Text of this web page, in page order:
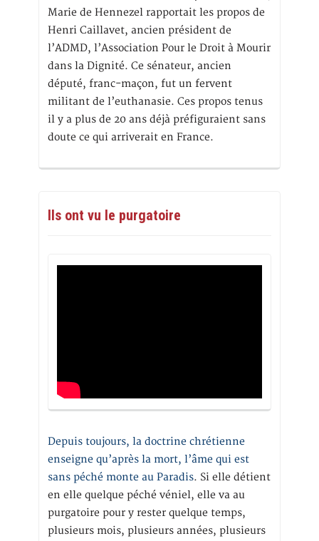
Marie de Hennezel rapportait les propos de
Henri Caillavet, ancien président de
l’ADMD, l’Association Pour le Droit à Mourir
dans la Dignité. Ce sénateur, ancien
député, franc-maçon, fut un fervent
militant de l’euthanasie. Ces propos tenus
il y a plus de 20 ans déjà préfiguraient sans
doute ce qui arriverait en France.
Ils ont vu le purgatoire
Depuis toujours, la doctrine chrétienne
enseigne qu’après la mort, l’âme qui est
sans péché monte au Paradis. Si elle détient
en elle quelque péché véniel, elle va au
purgatoire pour y rester quelque temps,
plusieurs mois, plusieurs années, plusieurs